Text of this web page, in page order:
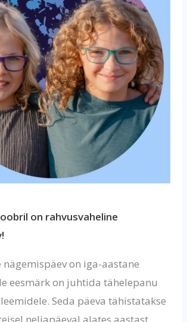
on rahvusvaheline
on iga-aastane
eesmärk on juhtida tähelepanu
Seda päeva tähistatakse